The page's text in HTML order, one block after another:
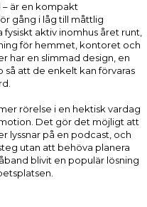
– är en kompakt
gång i låg till måttlig
aktiv inomhus året runt,
för hemmet, kontoret och
har en slimmad design, en
att de enkelt kan förvaras
rörelse i en hektisk vardag
Det gör det möjligt att
lyssnar på en podcast, och
utan att behöva planera
blivit en populär lösning